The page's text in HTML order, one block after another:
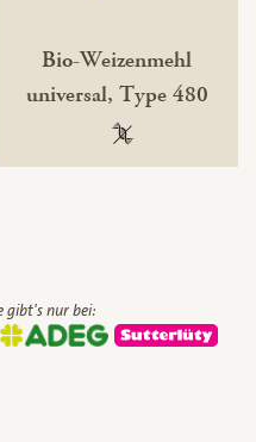
Bio-Weizenmehl
universal, Type 480
100 %
gibt's nur bei: